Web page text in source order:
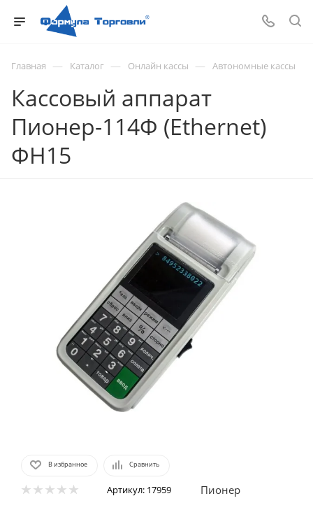
Главная — Каталог — Онлайн кассы — Автономные кассы
Кассовый аппарат
Пионер-114Ф (Ethernet)
ФН15
В избранное Сравнить
Артикул: 17959 Пионер